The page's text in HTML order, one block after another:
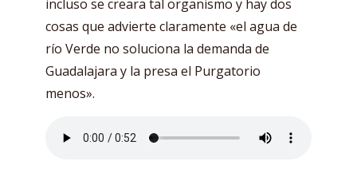
incluso se creara tal organismo y hay dos
cosas que advierte claramente «el agua de
río Verde no soluciona la demanda de
Guadalajara y la presa el Purgatorio
menos».